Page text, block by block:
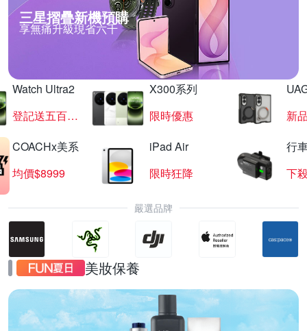
三星摺疊新機預購
享無痛升級現省六千
Watch Ultra2
登記送五百超贈點
X300系列
限時優惠
新
COACHx美系
均價$8999
iPad Air
限時狂降
行
下
嚴選品牌
美妝保養